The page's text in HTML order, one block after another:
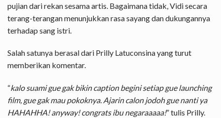
pujian dari rekan sesama artis. Bagaimana tidak, Vidi secara
terang-terangan menunjukkan rasa sayang dan dukungannya
terhadap sang istri.
Salah satunya berasal dari Prilly Latuconsina yang turut
memberikan komentar.
“kalo suami gue gak bikin caption begini setiap gue launching
film, gue gak mau pokoknya. Ajarin calon jodoh gue nanti ya
HAHAHHA! anyway! congrats ibu negaraaaaa!” tulis Prilly.